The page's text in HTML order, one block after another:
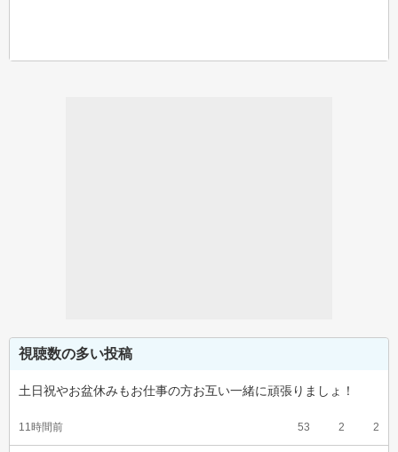
視聴数の多い投稿
土日祝やお盆休みもお仕事の方お互い一緒に頑張りましょ！
11時間前 53 2 2